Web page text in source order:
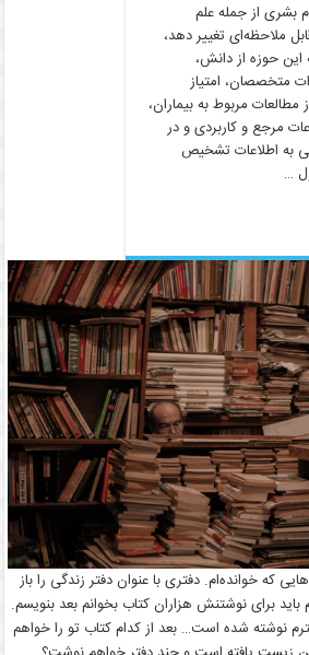
بشری از جمله علم
ملاحظه‌ای تغییر دهد،
این حوزه از دانش،
متخصصان، امتیاز
مربوط به بیماران،
مرجع و کاربردی و در
به اطلاعات تشخیص
…
که خوانده‌ام. دفتری با عنوان دفتر زندگی را باز
برای نوشتنش هزاران کتاب بخوانم بعد بنویسم.
نوشته شده است… بعد از کدام کتاب تو را خواهم